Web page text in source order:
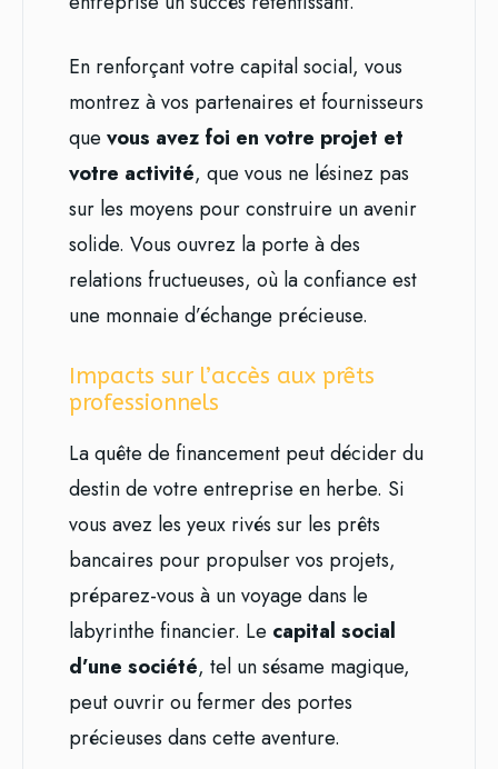
En renforçant votre capital social, vous
montrez à vos partenaires et fournisseurs
que vous avez foi en votre projet et
votre activité, que vous ne lésinez pas
sur les moyens pour construire un avenir
solide. Vous ouvrez la porte à des
relations fructueuses, où la confiance est
une monnaie d’échange précieuse.
Impacts sur l’accès aux prêts
professionnels
La quête de financement peut décider du
destin de votre entreprise en herbe. Si
vous avez les yeux rivés sur les prêts
bancaires pour propulser vos projets,
préparez-vous à un voyage dans le
labyrinthe financier. Le capital social
d’une société, tel un sésame magique,
peut ouvrir ou fermer des portes
précieuses dans cette aventure.